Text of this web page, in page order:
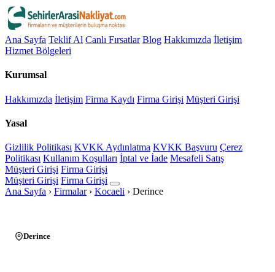
Ana Sayfa Teklif Al Canlı Fırsatlar Blog Hakkımızda İletişim
Hizmet Bölgeleri
Kurumsal
Hakkımızda İletişim Firma Kaydı Firma Girişi Müşteri Girişi
Yasal
Gizlilik Politikası KVKK Aydınlatma KVKK Başvuru Çerez
Politikası Kullanım Koşulları İptal ve İade Mesafeli Satış
Müşteri Girişi Firma Girişi
Müşteri Girişi Firma Girişi
Ana Sayfa › Firmalar › Kocaeli › Derince
Derince